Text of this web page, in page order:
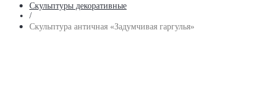
Скульптуры декоративные
/
Скульптура античная «Задумчивая гаргулья»